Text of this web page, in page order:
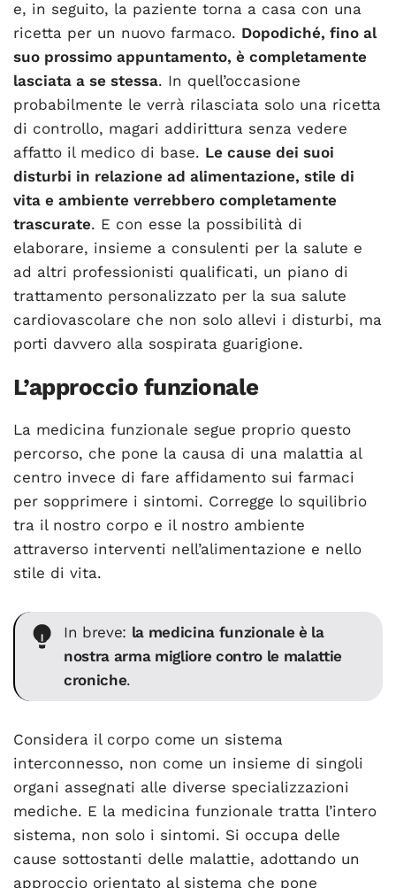
e, in seguito, la paziente torna a casa con una
ricetta per un nuovo farmaco. Dopodiché, fino al
suo prossimo appuntamento, è completamente
lasciata a se stessa. In quell’occasione
probabilmente le verrà rilasciata solo una ricetta
di controllo, magari addirittura senza vedere
affatto il medico di base. Le cause dei suoi
disturbi in relazione ad alimentazione, stile di
vita e ambiente verrebbero completamente
trascurate. E con esse la possibilità di
elaborare, insieme a consulenti per la salute e
ad altri professionisti qualificati, un piano di
trattamento personalizzato per la sua salute
cardiovascolare che non solo allevi i disturbi, ma
porti davvero alla sospirata guarigione.
L’approccio funzionale
La medicina funzionale segue proprio questo
percorso, che pone la causa di una malattia al
centro invece di fare affidamento sui farmaci
per sopprimere i sintomi. Corregge lo squilibrio
tra il nostro corpo e il nostro ambiente
attraverso interventi nell’alimentazione e nello
stile di vita.
In breve: la medicina funzionale è la
nostra arma migliore contro le malattie
croniche.
Considera il corpo come un sistema
interconnesso, non come un insieme di singoli
organi assegnati alle diverse specializzazioni
mediche. E la medicina funzionale tratta l’intero
sistema, non solo i sintomi. Si occupa delle
cause sottostanti delle malattie, adottando un
approccio orientato al sistema che pone